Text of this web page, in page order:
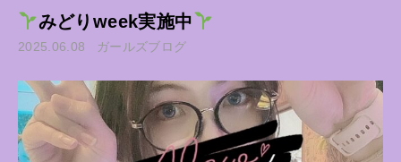
みどりweek実施中
2025.06.08 ガールズブログ